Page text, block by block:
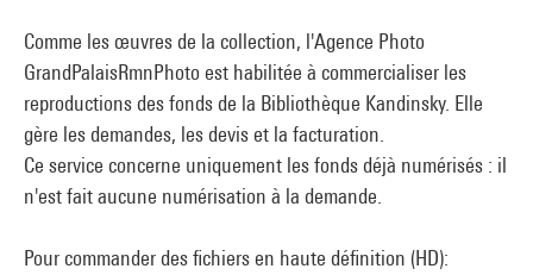
Comme les œuvres de la collection, l'Agence Photo
GrandPalaisRmnPhoto est habilitée à commercialiser les
reproductions des fonds de la Bibliothèque Kandinsky. Elle
gère les demandes, les devis et la facturation.
Ce service concerne uniquement les fonds déjà numérisés : il
n'est fait aucune numérisation à la demande.
Pour commander des fichiers en haute définition (HD):